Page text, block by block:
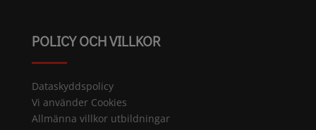
POLICY OCH VILLKOR
Dataskyddspolicy
Vi använder Cookies
Allmänna villkor utbildningar